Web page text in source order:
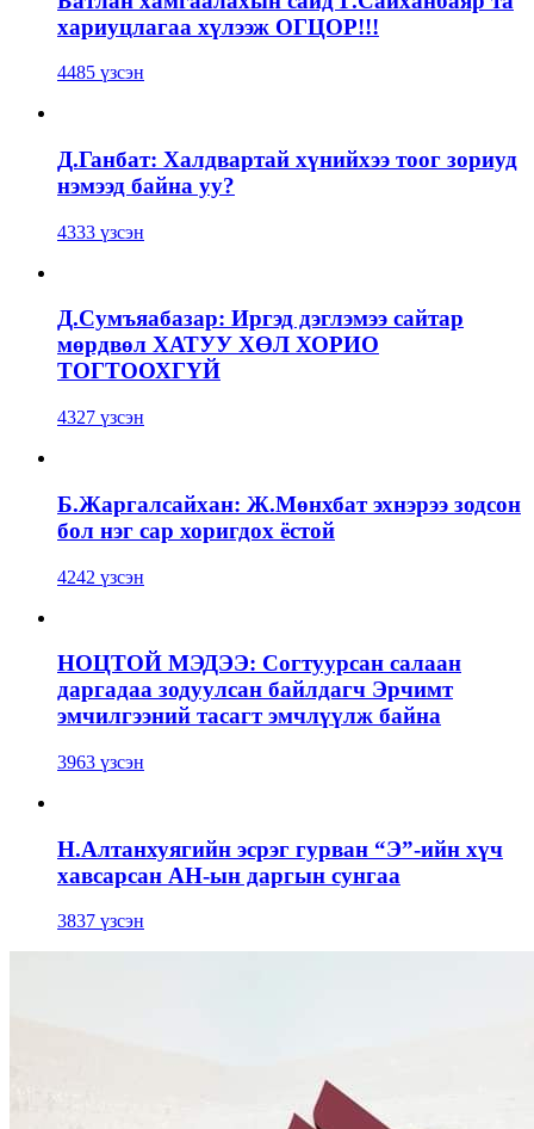
хариуцлагаа хүлээж ОГЦОР!!!
4485 үзсэн
Д.Ганбат: Халдвартай хүнийхээ тоог зориуд
нэмээд байна уу?
4333 үзсэн
Д.Сумъяабазар: Иргэд дэглэмээ сайтар
мөрдвөл ХАТУУ ХӨЛ ХОРИО
ТОГТООХГҮЙ
4327 үзсэн
Б.Жаргалсайхан: Ж.Мөнхбат эхнэрээ зодсон
бол нэг сар хоригдох ёстой
4242 үзсэн
НОЦТОЙ МЭДЭЭ: Согтуурсан салаан
даргадаа зодуулсан байлдагч Эрчимт
эмчилгээний тасагт эмчлүүлж байна
3963 үзсэн
Н.Алтанхуягийн эсрэг гурван “Э”-ийн хүч
хавсарсан АН-ын даргын сунгаа
3837 үзсэн